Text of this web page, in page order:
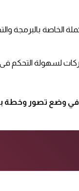
لسهولة التحكم فى
وضع تصور وخطة